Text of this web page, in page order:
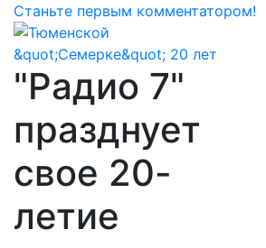
Станьте первым комментатором!
"Радио 7"
празднует
свое 20-
летие